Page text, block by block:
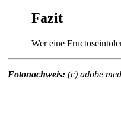
Fazit
Wer eine
Fotonachweis: (c) adobe